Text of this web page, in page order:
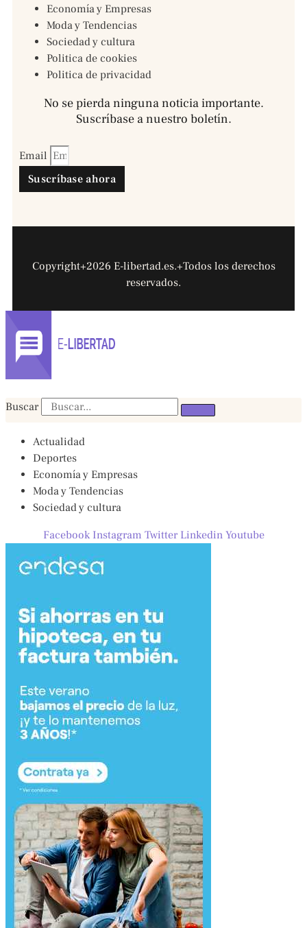
Economía y Empresas
Moda y Tendencias
Sociedad y cultura
Politica de cookies
Politica de privacidad
No se pierda ninguna noticia importante.
Suscríbase a nuestro boletín.
Email
Suscríbase ahora
Copyright+2026 E-libertad.es.+Todos los derechos
reservados.
Buscar
Actualidad
Deportes
Economía y Empresas
Moda y Tendencias
Sociedad y cultura
Facebook Instagram Twitter Linkedin Youtube